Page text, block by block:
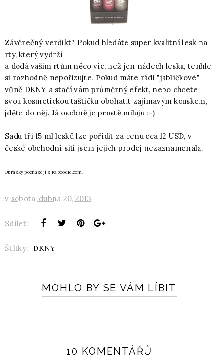
Závěrečný verdikt? Pokud hledáte super kvalitní lesk na
rty, který vydrží
a dodá vašim rtům něco víc, než jen nádech lesku, tenhle
si rozhodně nepořizujte. Pokud máte rádi "jablíčkové"
vůně DKNY a stačí vám průměrný efekt, nebo chcete
svou kosmetickou taštičku obohatit zajímavým kouskem,
jděte do něj. Já osobně je prostě miluju :-)
Sadu tří 15 ml lesků lze pořídit za cenu cca 12 USD, v
české obchodní síti jsem jejich prodej nezaznamenala.
Obrázky pocházejí z Kaboodle.com.
v sobota, dubna 20, 2013
Sdílet:
Štítky: DKNY
MOHLO BY SE VÁM LÍBIT
10 KOMENTÁŘŮ